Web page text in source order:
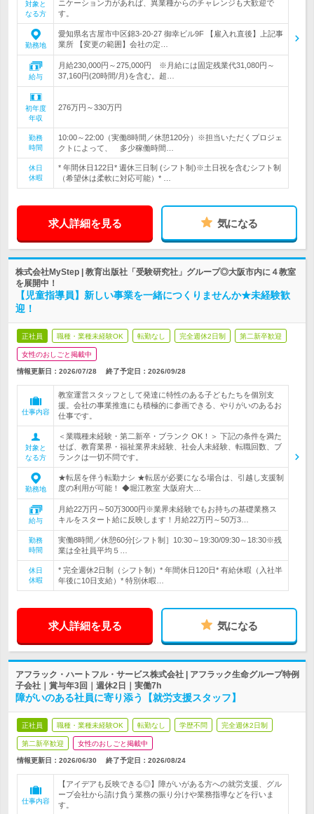
対象と
なる方
ニケーション力があれば、異業種からのチャレンジも大歓迎で
す。
勤務地
愛知県名古屋市中区錦3-20-27 御幸ビル9F 【雇入れ直後】上記事
業所 【変更の範囲】会社の定…
給与
月給230,000円～275,000円 ※月給には固定残業代31,080円～
37,160円(20時間/月)を含む。超…
初年度
年収
276万円～330万円
勤務
時間
10:00～22:00（実働8時間／休憩120分）※担当いただくプロジェ
クトによって、 多少稼働時間…
休日
休暇
* 年間休日122日* 週休三日制 (シフト制)※土日祝を含むシフト制
（希望休は柔軟に対応可能）* …
求人詳細を見る 気になる
株式会社MyStep | 教育出版社「受験研究社」グループ◎大阪市内に４教室
を展開中！
【児童指導員】新しい事業を一緒につくりませんか★未経験歓
迎！
正社員 職種・業種未経験OK 転勤なし 完全週休2日制 第二新卒歓迎
女性のおしごと掲載中
情報更新日：2026/07/28 終了予定日： 2026/09/28
仕事内容
教室運営スタッフとして発達に特性のある子どもたちを個別支
援。会社の事業推進にも積極的に参画できる、やりがいのあるお
仕事です。
対象と
なる方
＜業職種未経験・第二新卒・ブランク OK！＞ 下記の条件を満た
せば、教育業界・福祉業界未経験、社会人未経験、転職回数、ブ
ランクは一切不問です。
勤務地
★転居を伴う転勤ナシ ★転居が必要になる場合は、引越し支援制
度の利用が可能！ ◆堀江教室 大阪府大…
給与
月給22万円～50万3000円※業界未経験でもお持ちの基礎業務ス
キルをスタート給に反映します！月給22万円～50万3…
勤務
時間
実働8時間／休憩60分[シフト制］10:30～19:30/09:30～18:30※残
業は全社員平均５…
休日
休暇
* 完全週休2日制（シフト制）* 年間休日120日* 有給休暇（入社半
年後に10日支給）* 特別休暇…
求人詳細を見る 気になる
アフラック・ハートフル・サービス株式会社 | アフラック生命グループ特例
子会社｜賞与年3回｜週休2日｜実働7h
障がいのある社員に寄り添う【就労支援スタッフ】
正社員 職種・業種未経験OK 転勤なし 学歴不問 完全週休2日制
第二新卒歓迎 女性のおしごと掲載中
情報更新日：2026/06/30 終了予定日： 2026/08/24
仕事内容
【アイデアも反映できる◎】障がいがある方への就労支援、グル
ープ会社から請け負う業務の振り分けや業務指導などを行いま
す。